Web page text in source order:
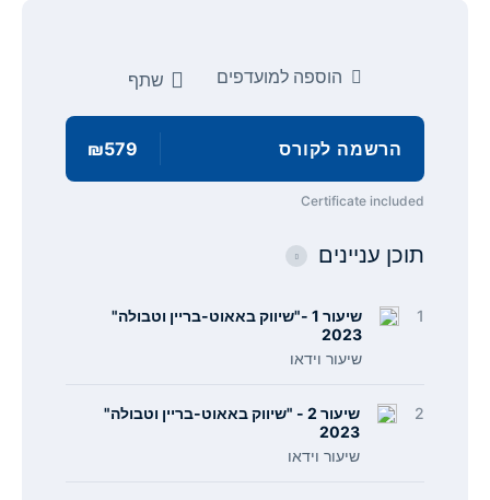
הוספה למועדפים שתף
הרשמה לקורס ₪579
Certificate included
תוכן עניינים
1
שיעור 1 -"שיווק באאוט-בריין וטבולה"
2023
שיעור וידאו
2
שיעור 2 - "שיווק באאוט-בריין וטבולה"
2023
שיעור וידאו